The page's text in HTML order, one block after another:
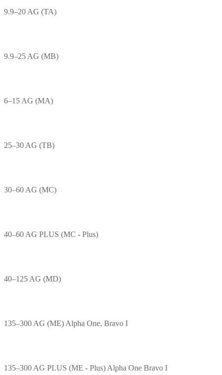
9.9–20 AG (TA)
9.9–25 AG (MB)
6–15 AG (MA)
25–30 AG (TB)
30–60 AG (MC)
40–60 AG PLUS (MC - Plus)
40–125 AG (MD)
135–300 AG (ME) Alpha One, Bravo I
135–300 AG PLUS (ME - Plus) Alpha One Bravo I